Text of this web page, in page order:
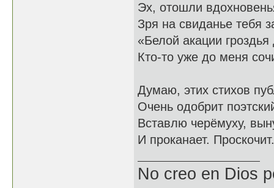
Эх, отошли
Зря на свиданье тебя
«Белой акации
Кто-то уже до меня
Думаю, этих стихов
Очень одобрит
Вставлю черёмуху,
И проканает.
No creo en Dios